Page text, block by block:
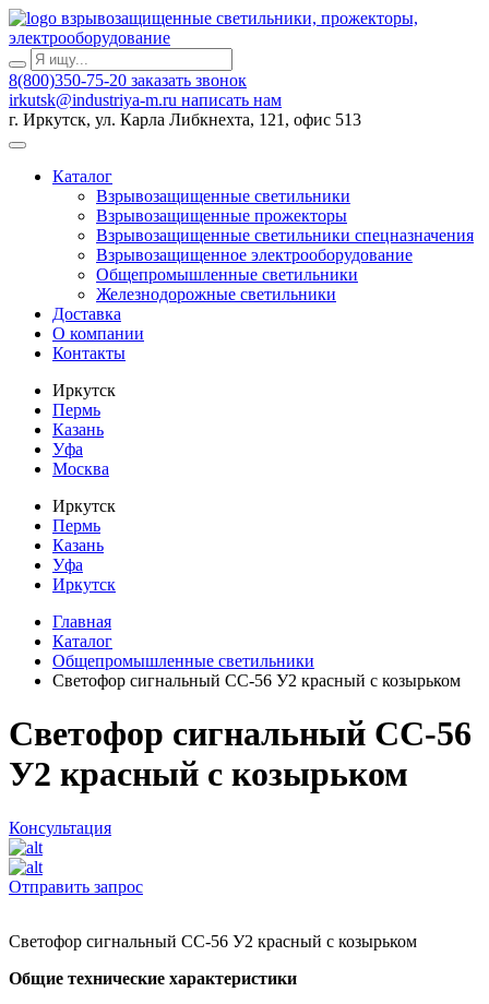
взрывозащищенные светильники, прожекторы,
электрооборудование
8(800)350-75-20 заказать звонок
irkutsk@industriya-m.ru написать нам
г. Иркутск, ул. Карла Либкнехта, 121, офис 513
Каталог
Взрывозащищенные светильники
Взрывозащищенные прожекторы
Взрывозащищенные светильники спецназначения
Взрывозащищенное электрооборудование
Общепромышленные светильники
Железнодорожные светильники
Доставка
О компании
Контакты
Иркутск
Пермь
Казань
Уфа
Москва
Иркутск
Пермь
Казань
Уфа
Иркутск
Главная
Каталог
Общепромышленные светильники
Светофор сигнальный СС-56 У2 красный с козырьком
Светофор сигнальный СС-56
У2 красный с козырьком
Консультация
Отправить запрос
Светофор сигнальный СС-56 У2 красный с козырьком
Общие технические характеристики